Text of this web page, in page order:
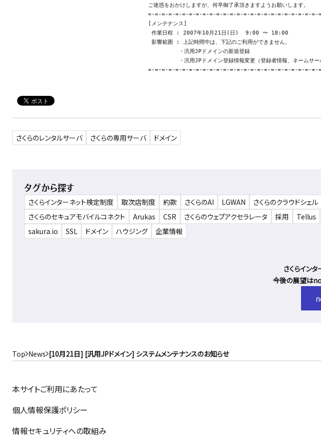
・汎用JPドメインの新規登録
・汎用JPドメイン登録情報変更（登録者情報、ネームサーバ
さくらのレンタルサーバ さくらの専用サーバ ドメイン
タグから探す
さくらインターネット検定制度 取次店制度 約款 さくらのAI LGWAN さくらのクラウドシェル
さくらのセキュアモバイルコネクト
Arukas CSR さくらのウェブアクセラレータ 採用 Tellus
sakura.io
SSL ドメイン ハウジング 企業情報
さくらインタ
今後の展望は
Top News [10月21日] [汎用JPドメイン] システムメンテナンスのお知らせ
本サイトご利用にあたって
個人情報保護ポリシー
情報セキュリティへの取組み